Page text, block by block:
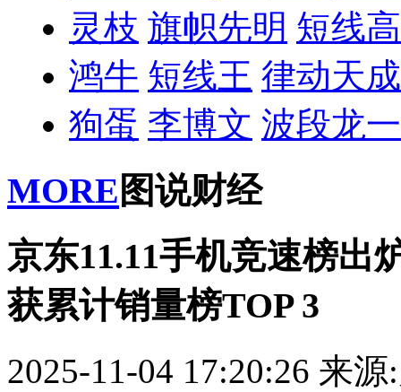
灵枝 旗帜先明 短线
鸿牛 短线王 律动天成
狗蛋 李博文 波段龙一
MORE 图说财经
京东11.11手机竞速榜出
获累计销量榜TOP 3
2025-11-04 17:20:26 来源